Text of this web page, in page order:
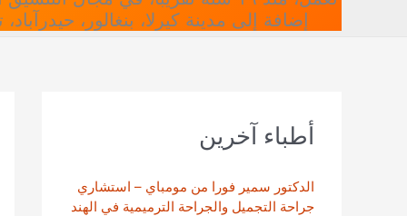
إضافة إلى مدينة كيرلا، بنغالور،
أطباء آخرين
الدكتور سمير فورا من مومباي – استشاري
جراحة التجميل والجراحة الترميمية في الهند